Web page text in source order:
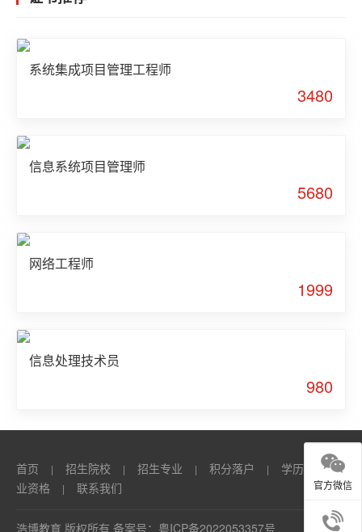
系统集成项目管理工程师
3480
信息系统项目管理师
5680
网络工程师
1999
信息处理技术员
980
首页 | 招生院校 | 招生专业 | 积分落户 | 学历
职
业资格
| 联系我们
浩博教育 版权所有 备案号： 粤ICP备2022053357号
官方微信